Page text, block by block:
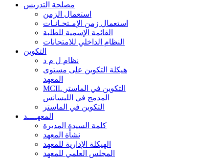
مصلحة التدريس
استعمال الزمن
استعمال زمن الإمـتحـانـات
القائمة الإسمية للطلبة
النظام الداخلي للامتحانات
التكوين
نظام ل م د
هيكلة التكوين على مستوى
المعهد
MCIL التكوين في الماستر
المدمج في الليسانس
التكوين في الماستر
المعهــــد
كلمة السيدة المديرة
نشأة المعهد
الهيكلة الإدارية للمعهد
المجلس العلمي للمعهد